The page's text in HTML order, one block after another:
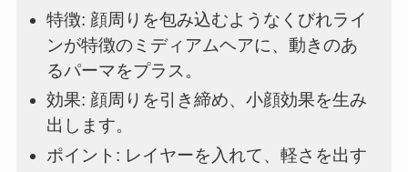
特徴: 顔周りを包み込むようなくびれライ
ンが特徴のミディアムヘアに、動きのあ
るパーマをプラス。
効果: 顔周りを引き締め、小顔効果を生み
出します。
ポイント: レイヤーを入れて、軽さを出す